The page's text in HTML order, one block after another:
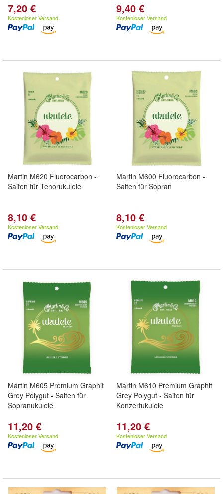
7,20 €
Kostenloser Versand
9,40 €
Kostenloser Versand
Martin M620 Fluorocarbon -
Saiten für Tenorukulele
8,10 €
Kostenloser Versand
Martin M600 Fluorocarbon -
Saiten für Sopran
8,10 €
Kostenloser Versand
Martin M605 Premium Graphit
Grey Polygut - Saiten für
Sopranukulele
11,20 €
Kostenloser Versand
Martin M610 Premium Graphit
Grey Polygut - Saiten für
Konzertukulele
11,20 €
Kostenloser Versand